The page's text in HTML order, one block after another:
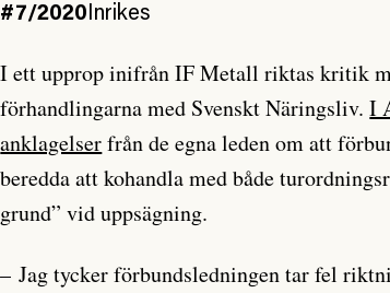
#7/2020Inrikes
I ett upprop inifrån IF Metall riktas kritik
förhandlingarna med Svenskt Näringsliv.I
anklagelserfrån de egna leden om att
beredda att kohandla med både
grund” vid uppsägning.
– Jag tycker förbundsledningen tar fel